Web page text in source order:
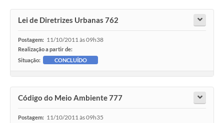
Lei de Diretrizes Urbanas 762
Postagem: 11/10/2011 às 09h38
Realização a partir de:
Situação:
CONCLUÍDO
Código do Meio Ambiente 777
Postagem: 11/10/2011 às 09h35